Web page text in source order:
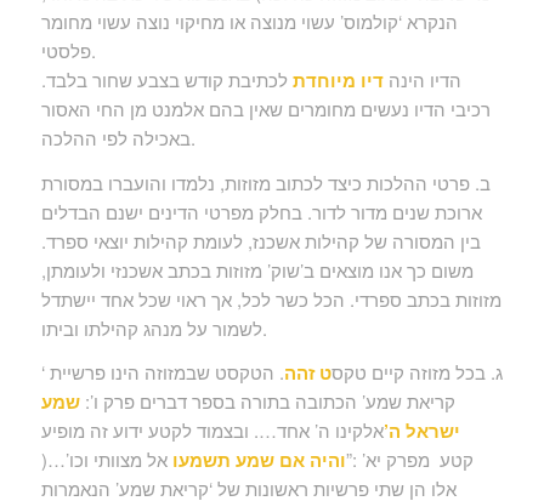
הנקרא ‘קולמוס’ עשוי מנוצה או מחיקוי נוצה עשוי מחומר
פלסטי.
הדיו הינהדיו מיוחדת לכתיבת קודש בצבע שחור בלבד.
רכיבי הדיו נעשים מחומרים שאין בהם אלמנט מן החי האסור
באכילה לפי ההלכה.
ב. פרטי ההלכות כיצד לכתוב מזוזות, נלמדו והועברו במסורת
ארוכת שנים מדור לדור. בחלק מפרטי הדינים ישנם הבדלים
בין המסורה של קהילות אשכנז, לעומת קהילות יוצאי ספרד.
משום כך אנו מוצאים ב’שוק’ מזוזות בכתב אשכנזי ולעומתן,
מזוזות בכתב ספרדי. הכל כשר לכל, אך ראוי שכל אחד יישתדל
לשמור על מנהג קהילתו וביתו.
ג. בכל מזוזה קיים טקסט זהה. הטקסט שבמזוזה הינו פרשיית ‘
קריאת שמע’ הכתובה בתורה בספר דברים פרק ו’: שמע
ישראל ה’אלקינו ה’ אחד…. ובצמוד לקטע ידוע זה מופיע
קטע מפרק יא’ :”והיה אם שמע תשמעו אל מצוותי וכו’…(
אלו הן שתי פרשיות ראשונות של ‘קריאת שמע’ הנאמרות